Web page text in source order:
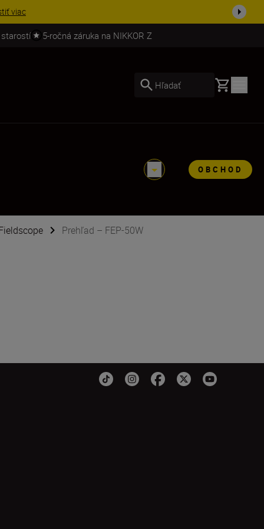
viac
starostí 5-ročná záruka na NIKKOR Z
Hľadať Basket
OBCHOD
Prehľad – FEP-50W